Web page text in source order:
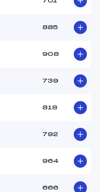
885
908
739
818
792
964
666